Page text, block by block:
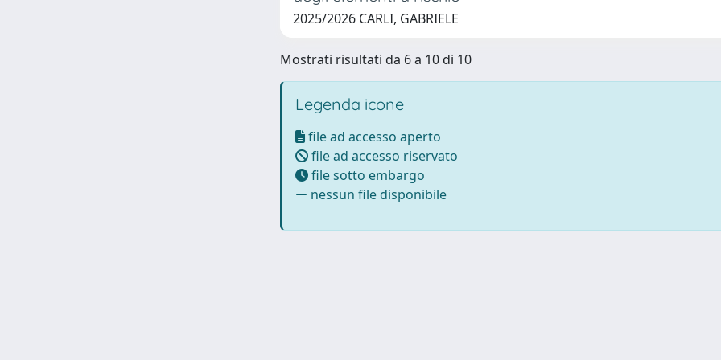
2025/2026 CARLI, GABRIELE
Mostrati risultati da 6 a 10 di 10
Legenda icone
file ad accesso aperto
file ad accesso riservato
file sotto embargo
nessun file disponibile